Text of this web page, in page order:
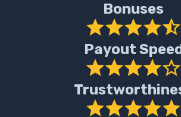
Bonuses
Payout